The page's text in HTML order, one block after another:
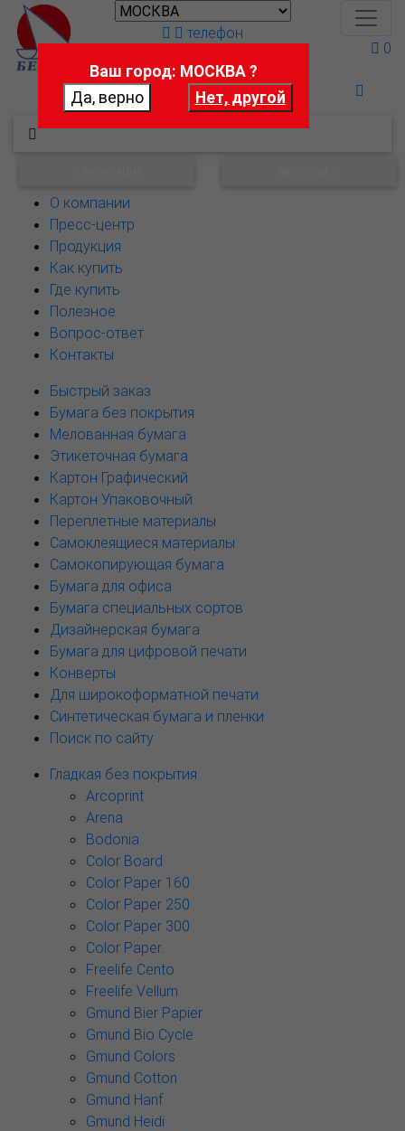
Поможем выбрать
телефон
0
О компании
Пресс-центр
Продукция
Как купить
Где купить
Полезное
Вопрос-ответ
Контакты
Быстрый заказ
Бумага без покрытия
Мелованная бумага
Этикеточная бумага
Картон Графический
Картон Упаковочный
Переплетные материалы
Самоклеящиеся материалы
Самокопирующая бумага
Бумага для офиса
Бумага специальных сортов
Дизайнерская бумага
Бумага для цифровой печати
Конверты
Для широкоформатной печати
Синтетическая бумага и пленки
Поиск по сайту
Гладкая без покрытия
Arcoprint
Arena
Bodonia
Color Board
Color Paper 160
Color Paper 250
Color Paper 300
Color Paper.
Freelife Cento
Freelife Vellum
Gmund Bier Papier
Gmund Bio Cycle
Gmund Colors
Gmund Cotton
Gmund Hanf
Gmund Heidi
Ваш город: МОСКВА ?